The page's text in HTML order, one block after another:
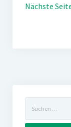
Nächste
nach: